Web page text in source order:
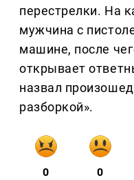
перестрелки. На
мужчина с
машине, после
открывает
назвал
разборкой».
0 0